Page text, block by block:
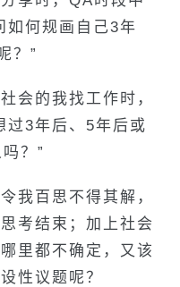
如何规画自己3年
？”
会的我找工作时，
过3年后、5年后或
？”
我百思不得其解，
考结束；加上社会
里都不确定，又该
性议题呢？